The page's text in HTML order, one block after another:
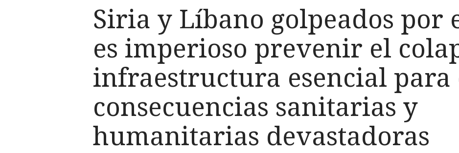
Siria y Líbano golpeados por
es imperioso prevenir el
infraestructura esencial
consecuencias sanitarias y
humanitarias devastadoras